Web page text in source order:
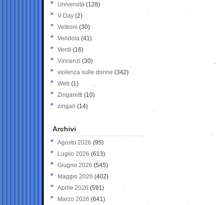
Università (128)
V-Day (2)
Veltroni (30)
Vendola (41)
Verdi (16)
Vincenzi (30)
violenza sulle donne (342)
Web (1)
Zingaretti (10)
zingari (14)
Archivi
Agosto 2026 (95)
Luglio 2026 (613)
Giugno 2026 (545)
Maggio 2026 (402)
Aprile 2026 (591)
Marzo 2026 (641)